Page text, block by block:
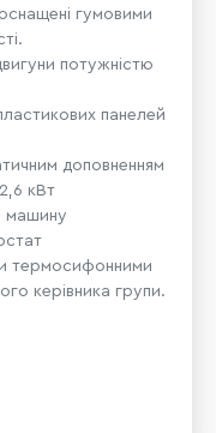
гумовими
потужністю
панелей
доповненням
кВт
машину
термосифонними
керівника групи.